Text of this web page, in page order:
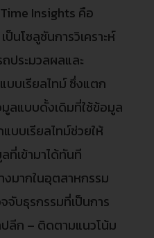
Insights คือ
นโซลูชันการวิเคราะห์
ประมวลผลและ
บบเรียลไทม์ ซึ่งแตก
ลแบบดั้งเดิมที่ใช้ข้อมูล
บบเรียลไทม์ช่วยให้
ที่เข้ามาได้ทันที
งมากในอุตสาหกรรม
จับธุรกรรมที่เป็นการ
ลีก – ติดตามแนวโน้ม